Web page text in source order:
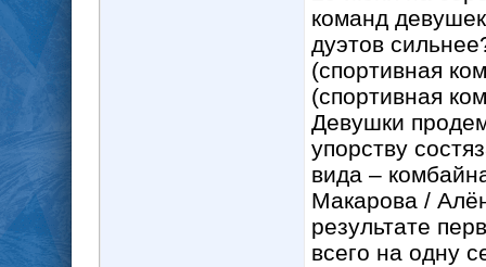
команд
дуэтов
(спортивная
(спортивная
Девушки
упорству
вида –
Макарова /
результате
всего на одну